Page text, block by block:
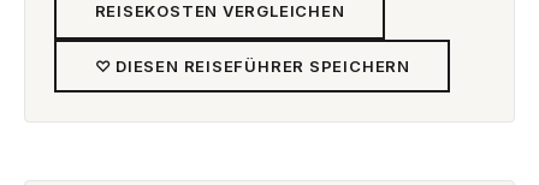
REISEKOSTEN VERGLEICHEN
♡ DIESEN REISEFÜHRER SPEICHERN